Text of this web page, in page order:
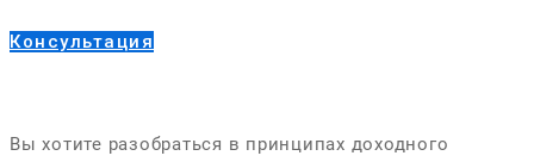
Консультация
Вы хотите разобраться в принципах доходного